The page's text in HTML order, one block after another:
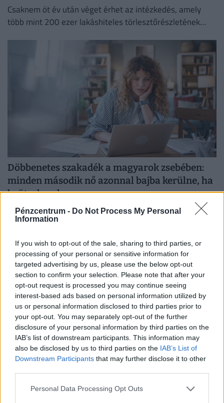
Pénzcentrum - Do Not Process My Personal
Information
If you wish to opt-out of the sale, sharing to third parties, or
processing of your personal or sensitive information for
targeted advertising by us, please use the below opt-out
section to confirm your selection. Please note that after your
opt-out request is processed you may continue seeing
interest-based ads based on personal information utilized by
us or personal information disclosed to third parties prior to
your opt-out. You may separately opt-out of the further
disclosure of your personal information by third parties on the
IAB’s list of downstream participants. This information may
also be disclosed by us to third parties on the IAB’s List of
Downstream Participants that may further disclose it to other
Personal Data Processing Opt Outs
Csaknem öt év után véget érhet az intézkedés, amely
több mint 200 ezer lakáshiteles törlesztőrészletének
Döbbenetes szakadék a magyarok zsebében:
minden második nő azonnal bajba kerülne, ha
beüt a krach
A váratlan kiadások a nőket és a férfiakat hasonló
gyakorisággal érintik, a nőkre viszont mind anyagi, mind
hitelfelvételkor